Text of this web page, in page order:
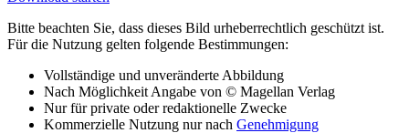
Bitte beachten Sie, dass dieses Bild urheberrechtlich geschützt ist.
Für die Nutzung gelten folgende Bestimmungen:
Vollständige und unveränderte Abbildung
Nach Möglichkeit Angabe von © Magellan Verlag
Nur für private oder redaktionelle Zwecke
Kommerzielle Nutzung nur nach Genehmigung